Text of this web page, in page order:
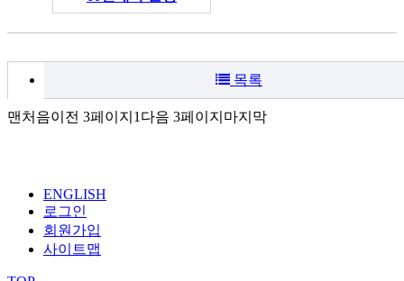
목록
맨처음이전 3페이지 1 다음 3페이지 마지막
ENGLISH
로그인
회원가입
사이트맵